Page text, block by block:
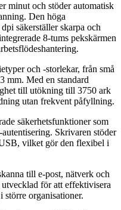
minut och stöder automatisk
Den höga
säkerställer skarpa och
8-tums pekskärmen
och -storlekar, från små
mm. Med en standard
till utökning till 3750 ark
utan frekvent påfyllning.
säkerhetsfunktioner som
Skrivaren stöder
vilket gör den flexibel i
till e-post, nätverk och
för att effektivisera
organisationer.